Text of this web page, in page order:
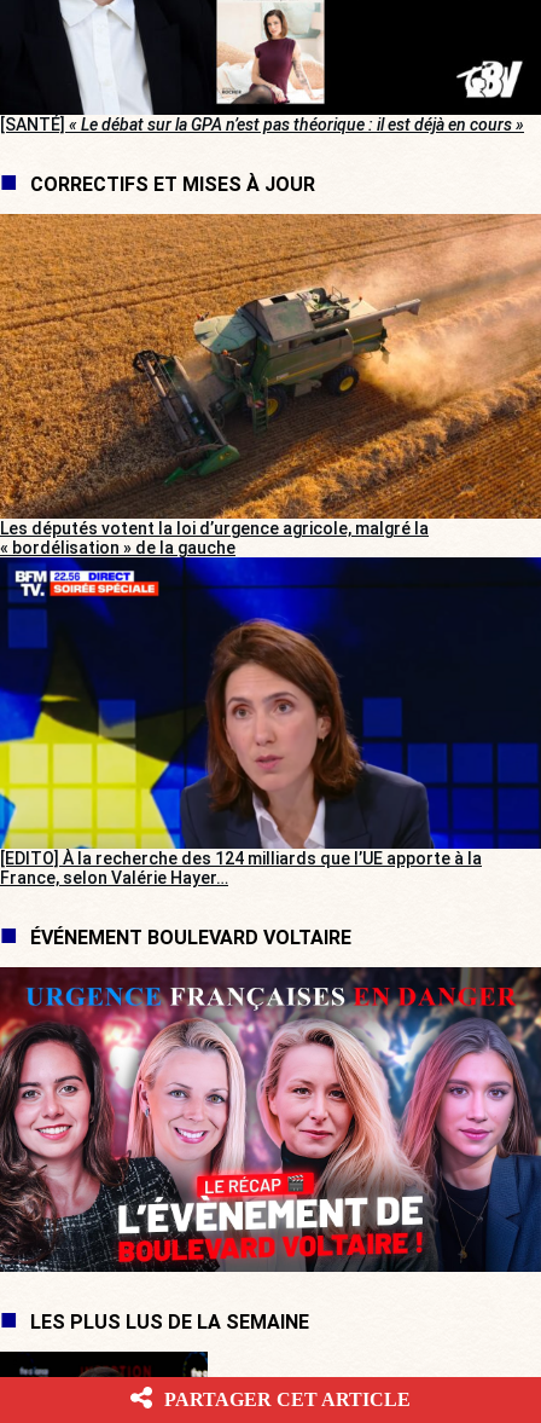
[SANTÉ] « Le débat sur la GPA n’est pas théorique : il est déjà en cours »
CORRECTIFS ET MISES À JOUR
Les députés votent la loi d’urgence agricole, malgré la
« bordélisation » de la gauche
[EDITO] À la recherche des 124 milliards que l’UE apporte à la
France, selon Valérie Hayer…
ÉVÉNEMENT BOULEVARD VOLTAIRE
LES PLUS LUS DE LA SEMAINE
Cap-Ferret : Marion Cotillard, soutien
PARTAGER CET ARTICLE